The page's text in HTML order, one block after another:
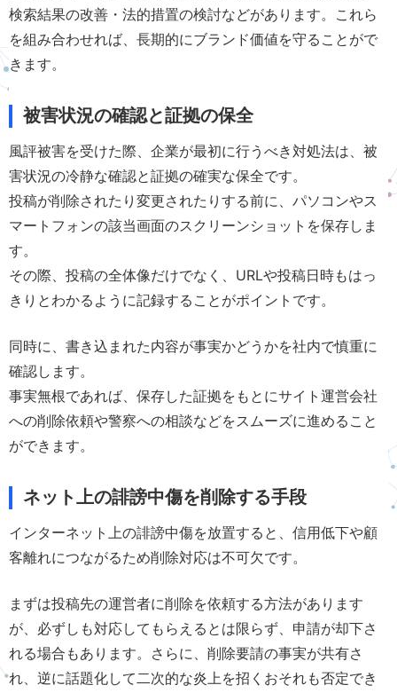
検索結果の改善・法的措置の検討などがあります。これら
を組み合わせれば、長期的にブランド価値を守ることがで
きます。
被害状況の確認と証拠の保全
風評被害を受けた際、企業が最初に行うべき対処法は、被
害状況の冷静な確認と証拠の確実な保全です。
投稿が削除されたり変更されたりする前に、パソコンやス
マートフォンの該当画面のスクリーンショットを保存しま
す。
その際、投稿の全体像だけでなく、URLや投稿日時もはっ
きりとわかるように記録することがポイントです。
同時に、書き込まれた内容が事実かどうかを社内で慎重に
確認します。
事実無根であれば、保存した証拠をもとにサイト運営会社
への削除依頼や警察への相談などをスムーズに進めること
ができます。
ネット上の誹謗中傷を削除する手段
インターネット上の誹謗中傷を放置すると、信用低下や顧
客離れにつながるため削除対応は不可欠です。
まずは投稿先の運営者に削除を依頼する方法があります
が、必ずしも対応してもらえるとは限らず、申請が却下さ
れる場合もあります。さらに、削除要請の事実が共有さ
れ、逆に話題化して二次的な炎上を招くおそれも否定でき